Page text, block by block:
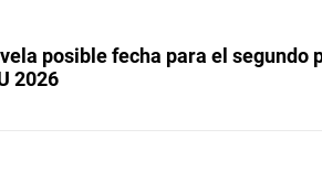
posible fecha para el segundo
2026